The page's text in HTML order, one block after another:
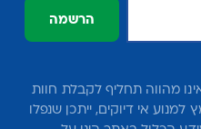
הרשמה
מהווה תחליף לקבלת חוות
אי דיוקים, ייתכן שנפלו